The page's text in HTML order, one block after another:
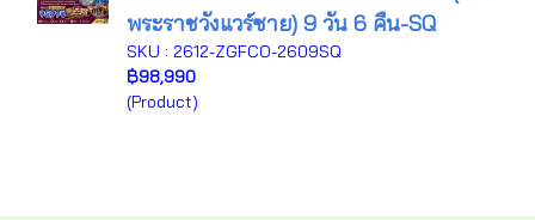
พระราชวังแวร์ซาย) 9 วัน 6 คืน-SQ
SKU : 2612-ZGFCO-2609SQ
฿98,990
(Product)